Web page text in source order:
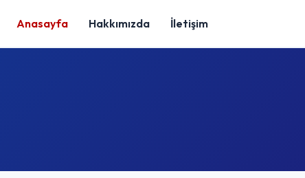
Anasayfa Hakkımızda İletişim